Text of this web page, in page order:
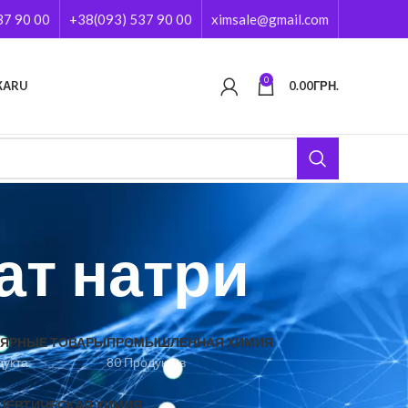
90 00 +38(093) 537 90 00 ximsale@gmail.com
RU 0 0.00ГРН.
натри
ТОВАРЫПРОМЫШЛЕННАЯ ХИМИЯ
80 Продуктов
ХИМИЯ